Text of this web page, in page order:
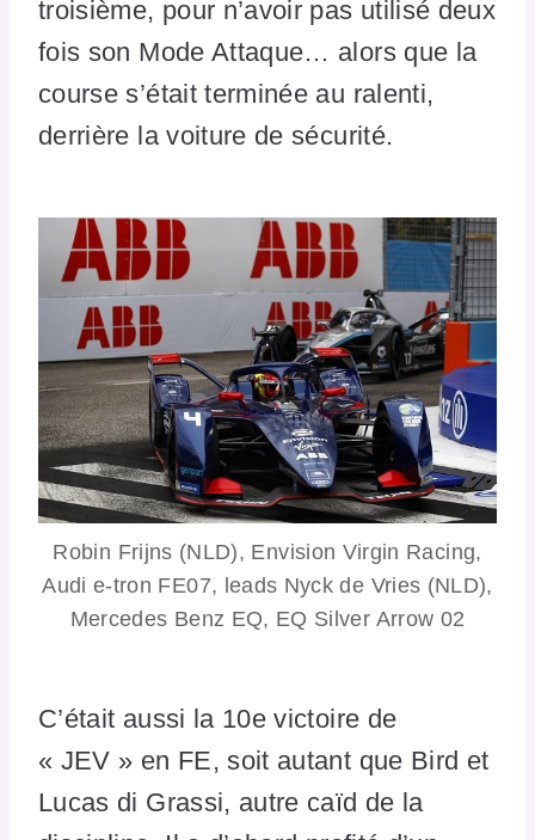
troisième, pour n’avoir pas utilisé deux
fois son Mode Attaque… alors que la
course s’était terminée au ralenti,
derrière la voiture de sécurité.
Robin Frijns (NLD), Envision Virgin Racing,
Audi e-tron FE07, leads Nyck de Vries (NLD),
Mercedes Benz EQ, EQ Silver Arrow 02
C’était aussi la 10e victoire de
« JEV » en FE, soit autant que Bird et
Lucas di Grassi, autre caïd de la